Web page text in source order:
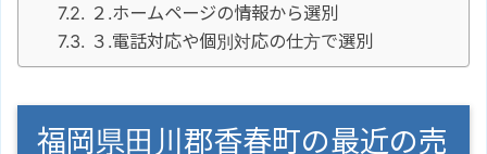
２.ホームページの情報から選別
３.電話対応や個別対応の仕方で選別
福岡県田川郡香春町の最近の売